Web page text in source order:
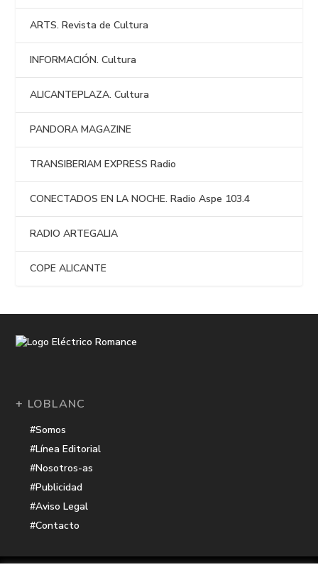
ARTS. Revista de Cultura
INFORMACIÓN. Cultura
ALICANTEPLAZA. Cultura
PANDORA MAGAZINE
TRANSIBERIAM EXPRESS Radio
CONECTADOS EN LA NOCHE. Radio Aspe 103.4
RADIO ARTEGALIA
COPE ALICANTE
+ LOBLANC
#Somos
#Línea Editorial
#Nosotros-as
#Publicidad
#Aviso Legal
#Contacto